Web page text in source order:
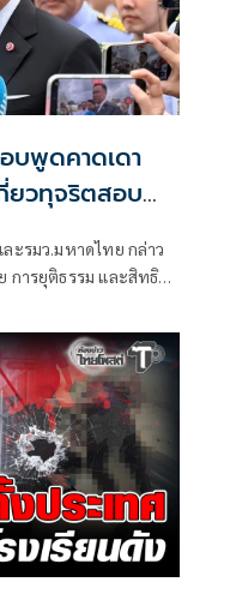
พูดคาดเดา
วทุจริตสอบ
ะรมว.มหาดไทย กล่าว
การยุติธรรม และสิทธิ
เข้าไปเกี่ยวข้องกับการ